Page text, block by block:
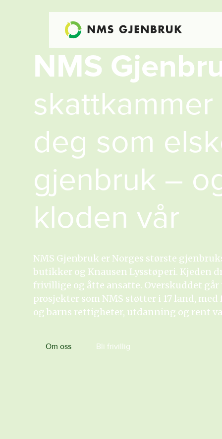
NMS Gjenbr
skattkammer
deg som elsk
gjenbruk – o
kloden vår
NMS Gjenbruk er Norges største
butikker og Knausen Lysstøperi. Kjeden
frivillige og åtte ansatte. Overskuddet
prosjekter som NMS støtter i 17 land,
og barns rettigheter, utdanning og rent
Om oss Bli frivillig